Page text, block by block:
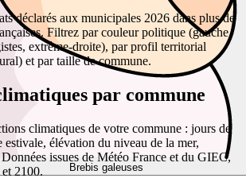
Brebis galeuses
déclarés aux municipales 2026 dans plus de
Filtrez par couleur politique (gauche,
extrême-droite), par profil territorial
et par taille de commune.
par commune
climatiques de votre commune : jours de
estivale, élévation du niveau de la mer,
Données issues de Météo France et du GIEC,
2100.